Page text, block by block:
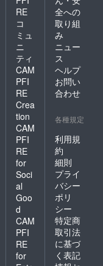
RE
コ
ミュ
ニ
ティ
CAM
PFI
RE
Crea
tion
CAM
PFI
RE
for
Soci
al
Goo
d
CAM
PFI
RE
for
全への
取り組
み
ニュー
ス
ヘルプ
お問い
合わせ
各種規定
利用規
約
細則
プライ
バシー
ポリ
シー
特定商
取引法
に基づ
く表記